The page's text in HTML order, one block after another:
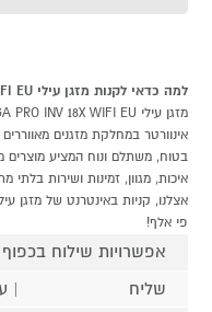
למה כדאי לקנות מזגן עילי SAGA PRO INV 18X WIFI EU סאגה ב-P1000
איכות, מגוון, זמינות ושירות
פי אלף!
אפשרויות שילוח
שליח
| עד 7